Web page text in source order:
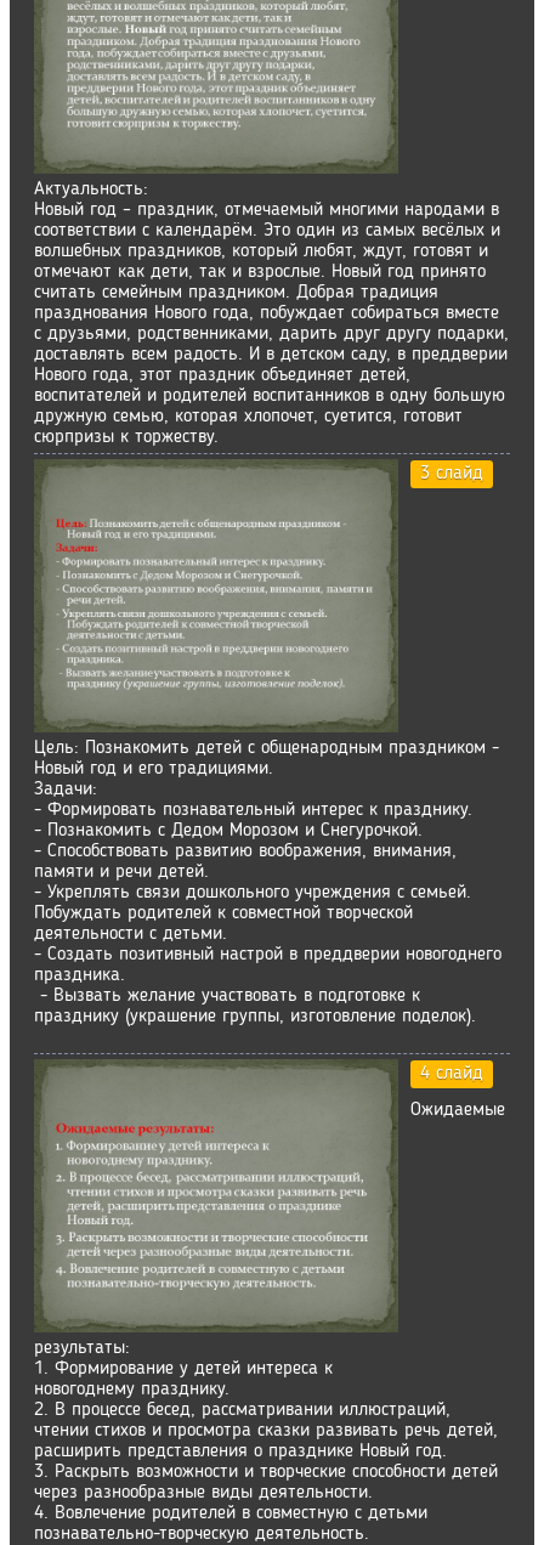
Актуальность:
Новый год – праздник, отмечаемый многими народами в
соответствии с календарём. Это один из самых весёлых и
волшебных праздников, который любят, ждут, готовят и
отмечают как дети, так и взрослые. Новый год принято
считать семейным праздником. Добрая традиция
празднования Нового года, побуждает собираться вместе
с друзьями, родственниками, дарить друг другу подарки,
доставлять всем радость. И в детском саду, в преддверии
Нового года, этот праздник объединяет детей,
воспитателей и родителей воспитанников в одну большую
дружную семью, которая хлопочет, суетится, готовит
сюрпризы к торжеству.
3 слайд
Цель: Познакомить детей с общенародным праздником -
Новый год и его традициями.
Задачи:
- Формировать познавательный интерес к празднику.
- Познакомить с Дедом Морозом и Снегурочкой.
- Способствовать развитию воображения, внимания,
памяти и речи детей.
- Укреплять связи дошкольного учреждения с семьей.
Побуждать родителей к совместной творческой
деятельности с детьми.
- Создать позитивный настрой в преддверии новогоднего
праздника.
- Вызвать желание участвовать в подготовке к
празднику (украшение группы, изготовление поделок).
4 слайд
Ожидаемые
результаты:
1. Формирование у детей интереса к
новогоднему празднику.
2. В процессе бесед, рассматривании иллюстраций,
чтении стихов и просмотра сказки развивать речь детей,
расширить представления о празднике Новый год.
3. Раскрыть возможности и творческие способности детей
через разнообразные виды деятельности.
4. Вовлечение родителей в совместную с детьми
познавательно-творческую деятельность.